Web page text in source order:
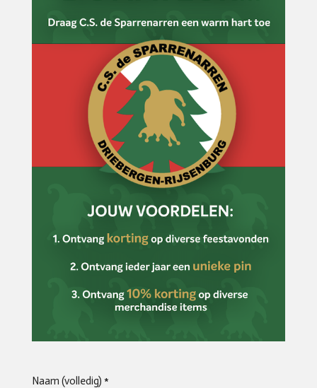
Naam (volledig) *